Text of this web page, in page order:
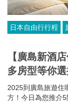
日本自由行行程
【廣島新酒
多房型等你選
2025到廣島旅遊住
方！今日為您推介